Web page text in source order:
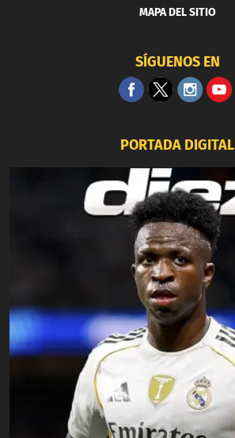
MAPA DEL SITIO
SÍGUENOS EN
PORTADA DIGITAL